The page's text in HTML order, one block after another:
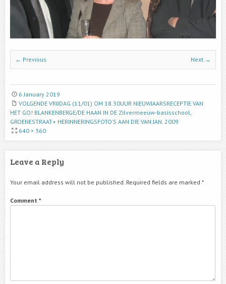
← Previous Next →
6 January 2019
VOLGENDE VRIJDAG (11/01) OM 18.30UUR NIEUWJAARSRECEPTIE VAN
HET GO! BLANKENBERGE/DE HAAN IN DE Zilvermeeuw-basisschool,
GROENESTRAAT+ HERINNERINGSFOTO’S AAN DIE VAN JAN. 2009
640 × 360
Leave a Reply
Your email address will not be published. Required fields are marked *
Comment *